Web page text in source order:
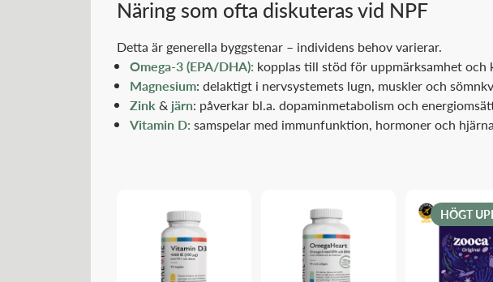
Näring som ofta diskuteras vid NPF
Detta är generella byggstenar – individens behov varierar.
Omega-3 (EPA/DHA): kopplas till stöd för uppmärksamhet och
Magnesium: delaktigt i nervsystemets lugn, muskler och
Zink& järn: påverkar bl.a. dopaminmetabolism och
Vitamin D: samspelar med immunfunktion, hormoner och
HÖGT